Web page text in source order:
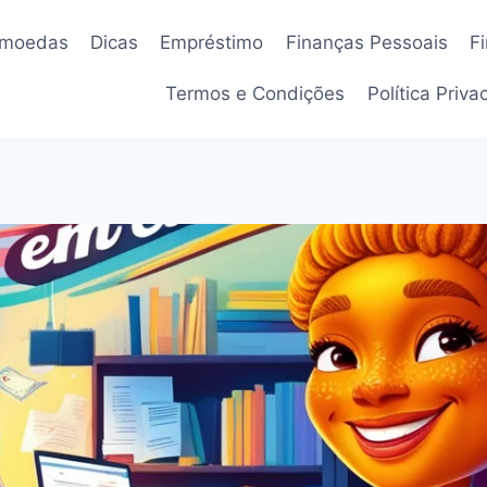
Dicas Empréstimo Finanças Pessoais
Termos e Condições Política